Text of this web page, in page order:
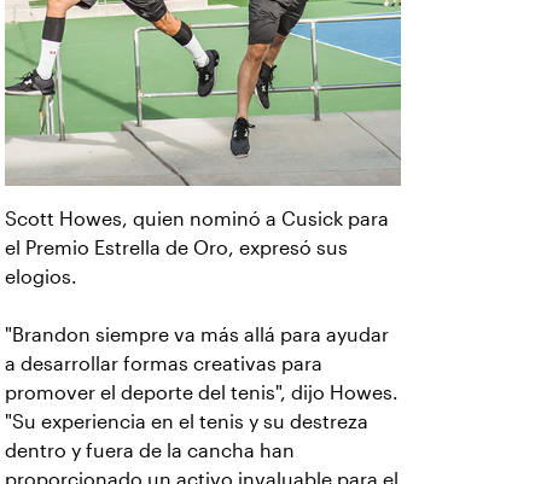
Scott Howes, quien nominó a Cusick para
el Premio Estrella de Oro, expresó sus
elogios.
"Brandon siempre va más allá para ayudar
a desarrollar formas creativas para
promover el deporte del tenis", dijo Howes.
"Su experiencia en el tenis y su destreza
dentro y fuera de la cancha han
proporcionado un activo invaluable para el